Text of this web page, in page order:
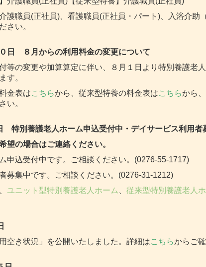
護職員(正社員)、看護職員(正社員・パート)、入浴介助
さい。
日 ８月からの利用料金の変更について
等の変更や加算算定に伴い、８月１日より特別養護老
す。
金表はこちらから、従来型特養の料金表はこちらから
い。
特別養護老人ホーム申込受付中・デイサービス利用者
望の場合はご連絡ください。
申込受付中です。ご相談ください。(0276-55-1717)
募集中です。ご相談ください。(0276-31-1212)
ユニット型特別養護老人ホーム 従来型特別養護老人
空き状況」を公開いたしました。 詳細はこちらからご